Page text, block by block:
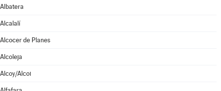
Albatera
Alcalalí
Alcocer de Planes
Alcoleja
Alcoy/Alcoi